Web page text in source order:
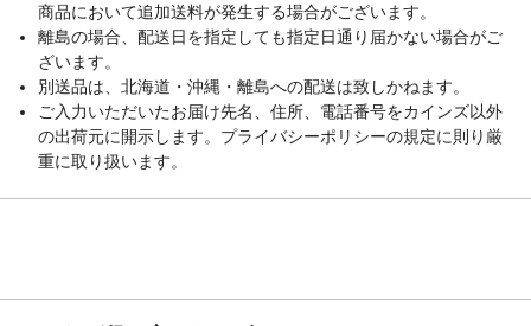
商品において追加送料が発生する場合がございます。
離島の場合、配送日を指定しても指定日通り届かない場合がご
ざいます。
別送品は、北海道・沖縄・離島への配送は致しかねます。
ご入力いただいたお届け先名、住所、電話番号をカインズ以外
の出荷元に開示します。プライバシーポリシーの規定に則り厳
重に取り扱います。